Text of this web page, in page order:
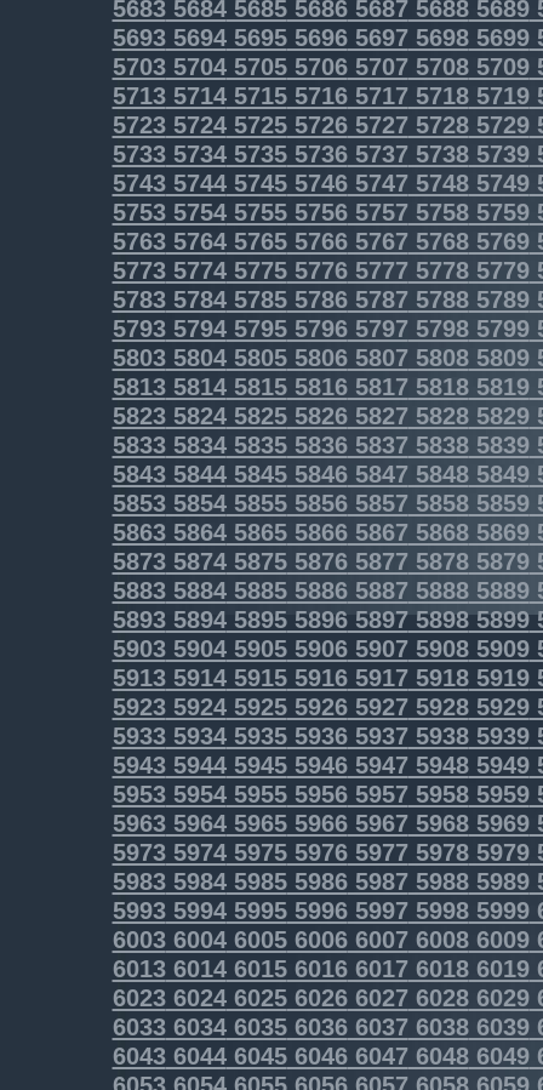
5683568456855686568756885689
5693569456955696569756985699
5703570457055706570757085709
5713571457155716571757185719
5723572457255726572757285729
5733573457355736573757385739
5743574457455746574757485749
5753575457555756575757585759
57635764576557665767 57685769
5773577457755776577757785779
57835784578557865787 57885789
57935794579557965797 57985799
58035804580558065807 58085809
5813581458155816581758185819
58235824582558265827 58285829
58335834583558365837 58385839
58435844584558465847 58485849
58535854585558565857 58585859
58635864586558665867 58685869
58735874587558765877 58785879
58835884588558865887 58885889
5893589458955896589758985899
5903590459055906590759085909
5913591459155916591759185919
5923592459255926592759285929
5933593459355936593759385939
5943594459455946594759485949
5953595459555956595759585959
5963596459655966596759685969
5973597459755976597759785979
5983598459855986598759885989
5993599459955996599759985999
6003600460056006600760086009
6013601460156016601760186019
6023602460256026602760286029
6033603460356036603760386039
6043604460456046604760486049